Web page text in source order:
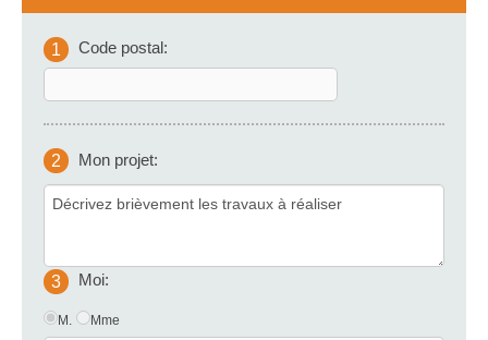
1 Code postal:
2 Mon projet:
3 Moi:
M. Mme